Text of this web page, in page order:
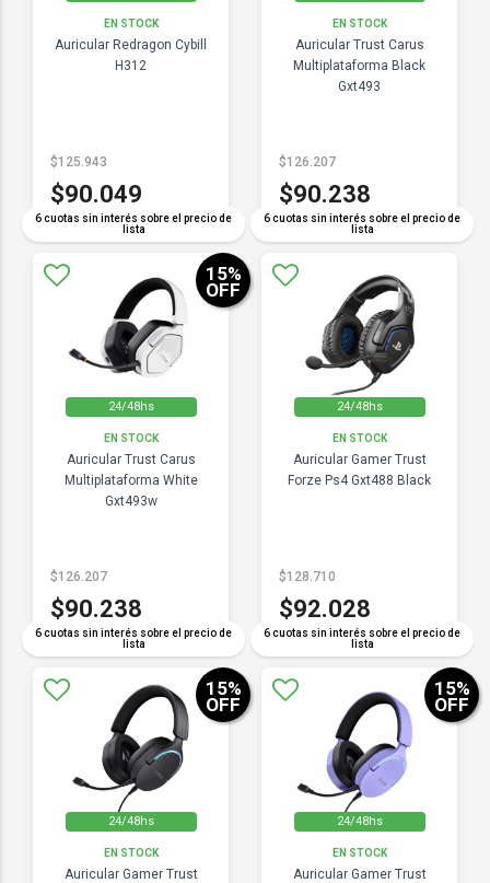
EN STOCK
Auricular Redragon Cybill
H312
6 cuotas sin interés sobre el precio de
lista
$125.943
$90.049
EN STOCK
Auricular Trust Carus
Multiplataforma Black
Gxt493
6 cuotas sin interés sobre el precio de
lista
$126.207
$90.238
24/48hs
EN STOCK
Auricular Trust Carus
Multiplataforma White
Gxt493w
6 cuotas sin interés sobre el precio de
lista
15%
OFF
$126.207
$90.238
24/48hs
EN STOCK
Auricular Gamer Trust
Forze Ps4 Gxt488 Black
6 cuotas sin interés sobre el precio de
lista
$128.710
$92.028
24/48hs
EN STOCK
Auricular Gamer Trust
15%
OFF
24/48hs
EN STOCK
Auricular Gamer Trust
15%
OFF